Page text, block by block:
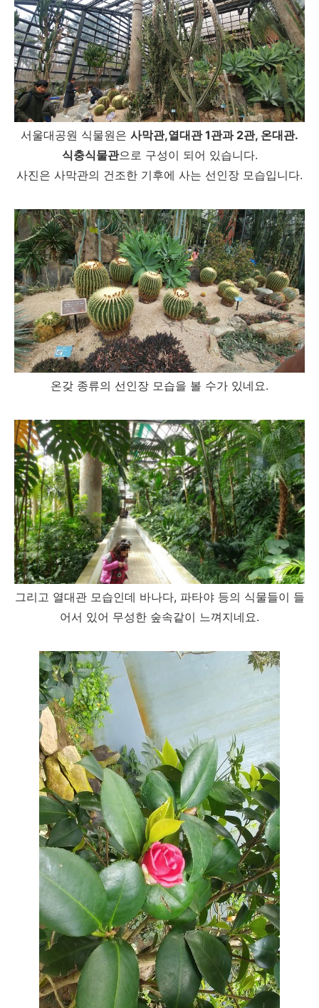
서울대공원 식물원은 사막관,열대관 1관과 2관, 온대관.
식충식물관으로 구성이 되어 있습니다.
사진은 사막관의 건조한 기후에 사는 선인장 모습입니다.
온갖 종류의 선인장 모습을 볼 수가 있네요.
그리고 열대관 모습인데 바나다, 파타야 등의 식물들이 들
어서 있어 무성한 숲속같이 느껴지네요.